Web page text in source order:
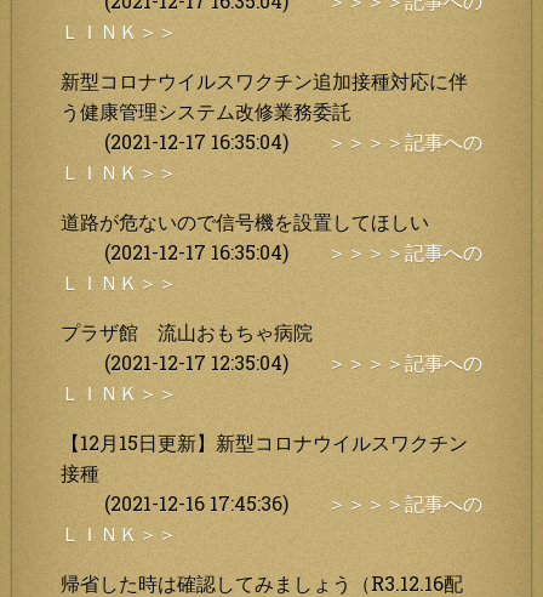
ＬＩＮＫ＞＞
新型コロナウイルスワクチン追加接種対応に伴
う健康管理システム改修業務委託
(2021-12-17 16:35:04)
＞＞＞＞記事への
ＬＩＮＫ＞＞
道路が危ないので信号機を設置してほしい
(2021-12-17 16:35:04)
＞＞＞＞記事への
ＬＩＮＫ＞＞
プラザ館 流山おもちゃ病院
(2021-12-17 12:35:04)
＞＞＞＞記事への
ＬＩＮＫ＞＞
【12月15日更新】新型コロナウイルスワクチン
接種
(2021-12-16 17:45:36)
＞＞＞＞記事への
ＬＩＮＫ＞＞
帰省した時は確認してみましょう（R3.12.16配